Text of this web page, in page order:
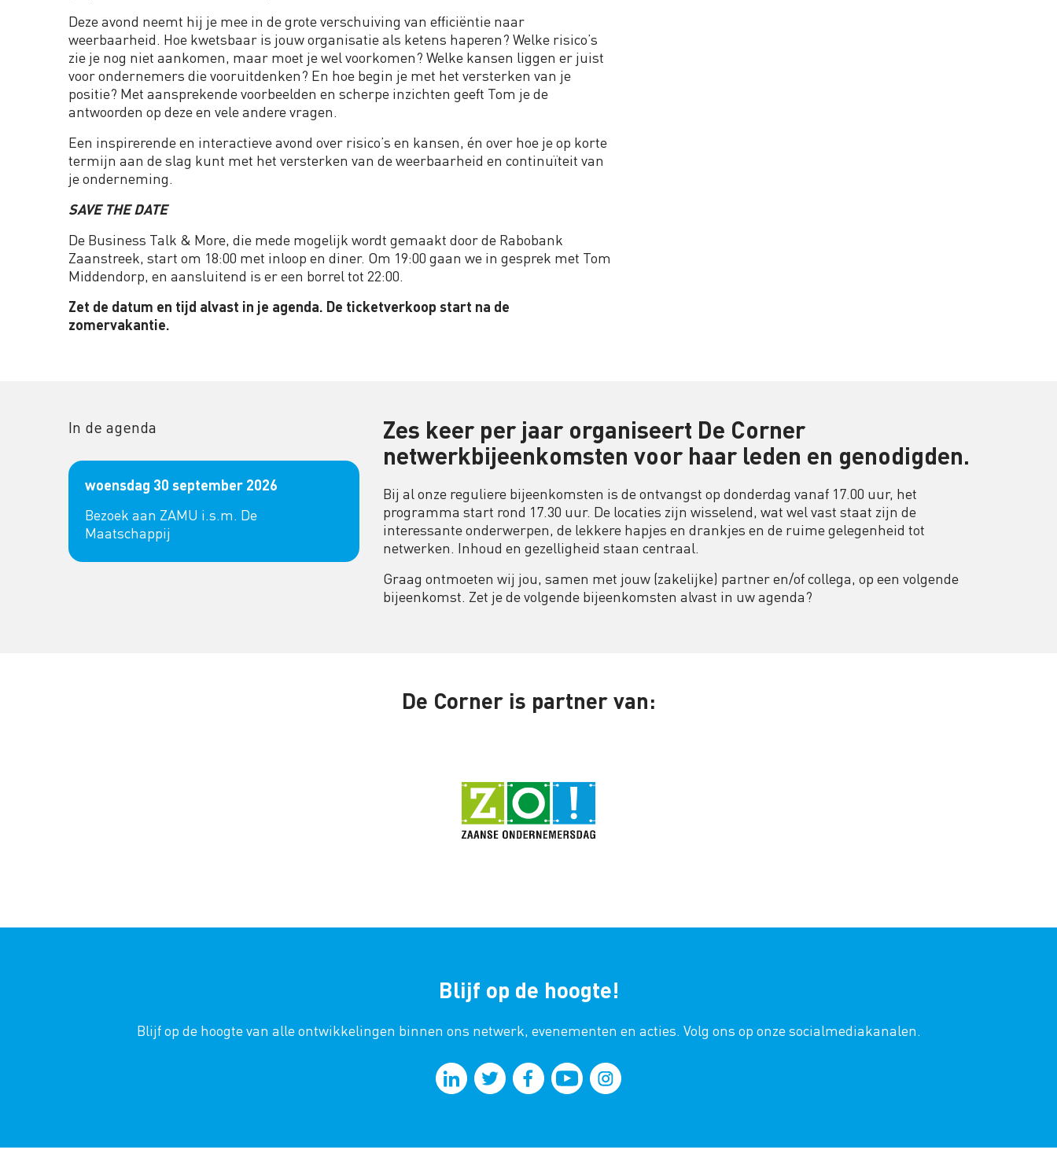
Deze avond neemt hij je mee in de grote verschuiving van efficiëntie naar
weerbaarheid. Hoe kwetsbaar is jouw organisatie als ketens haperen? Welke risico’s
zie je nog niet aankomen, maar moet je wel voorkomen? Welke kansen liggen er juist
voor ondernemers die vooruitdenken? En hoe begin je met het versterken van je
positie? Met aansprekende voorbeelden en scherpe inzichten geeft Tom je de
antwoorden op deze en vele andere vragen.
Een inspirerende en interactieve avond over risico’s en kansen, én over hoe je op korte
termijn aan de slag kunt met het versterken van de weerbaarheid en continuïteit van
je onderneming.
SAVE THE DATE
De Business Talk & More, die mede mogelijk wordt gemaakt door de Rabobank
Zaanstreek, start om 18:00 met inloop en diner. Om 19:00 gaan we in gesprek met Tom
Middendorp, en aansluitend is er een borrel tot 22:00.
Zet de datum en tijd alvast in je agenda. De ticketverkoop start na de
zomervakantie.
In de agenda
woensdag 30 september 2026
Bezoek aan ZAMU i.s.m. De
Maatschappij
Zes keer per jaar organiseert De Corner
netwerkbijeenkomsten voor haar leden en genodigden.
Bij al onze reguliere bijeenkomsten is de ontvangst op donderdag vanaf 17.00 uur, het
programma start rond 17.30 uur. De locaties zijn wisselend, wat wel vast staat zijn de
interessante onderwerpen, de lekkere hapjes en drankjes en de ruime gelegenheid tot
netwerken. Inhoud en gezelligheid staan centraal.
Graag ontmoeten wij jou, samen met jouw (zakelijke) partner en/of collega, op een volgende
bijeenkomst. Zet je de volgende bijeenkomsten alvast in uw agenda?
De Corner is partner van:
Blijf op de hoogte!
Blijf op de hoogte van alle ontwikkelingen binnen ons netwerk, evenementen en acties. Volg ons op onze socialmediakanalen.